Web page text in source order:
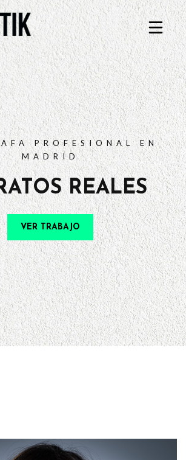
TARIFAS
FRECUENTES
CONTACTO
PROFESIONAL EN
MADRID
REALES
VER TRABAJO